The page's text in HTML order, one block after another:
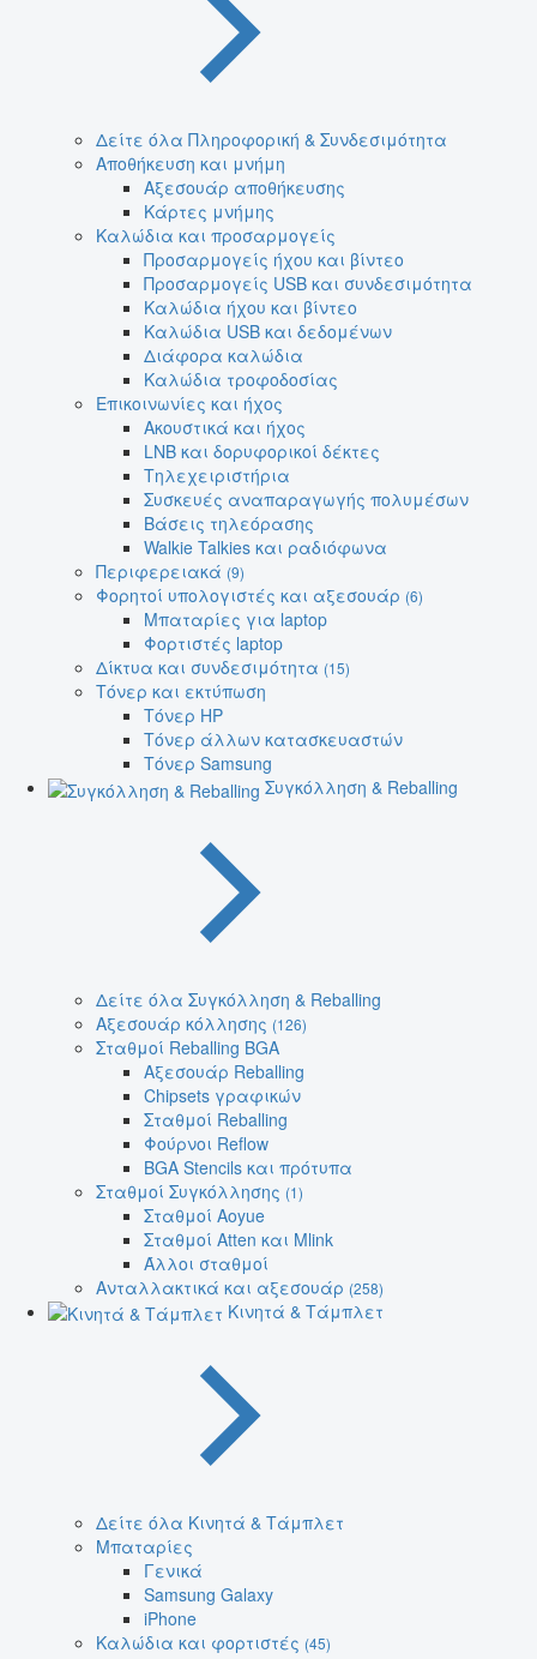
Δείτε όλα Πληροφορική & Συνδεσιμότητα
Αποθήκευση και μνήμη
Αξεσουάρ αποθήκευσης
Κάρτες μνήμης
Καλώδια και προσαρμογείς
Προσαρμογείς ήχου και βίντεο
Προσαρμογείς USB και συνδεσιμότητα
Καλώδια ήχου και βίντεο
Καλώδια USB και δεδομένων
Διάφορα καλώδια
Καλώδια τροφοδοσίας
Επικοινωνίες και ήχος
Ακουστικά και ήχος
LNB και δορυφορικοί δέκτες
Τηλεχειριστήρια
Συσκευές αναπαραγωγής πολυμέσων
Βάσεις τηλεόρασης
Walkie Talkies και ραδιόφωνα
Περιφερειακά (9)
Φορητοί υπολογιστές και αξεσουάρ (6)
Μπαταρίες για laptop
Φορτιστές laptop
Δίκτυα και συνδεσιμότητα (15)
Τόνερ και εκτύπωση
Τόνερ HP
Τόνερ άλλων κατασκευαστών
Τόνερ Samsung
Συγκόλληση & Reballing
Δείτε όλα Συγκόλληση & Reballing
Αξεσουάρ κόλλησης (126)
Σταθμοί Reballing BGA
Αξεσουάρ Reballing
Chipsets γραφικών
Σταθμοί Reballing
Φούρνοι Reflow
BGA Stencils και πρότυπα
Σταθμοί Συγκόλλησης (1)
Σταθμοί Aoyue
Σταθμοί Atten και Mlink
Άλλοι σταθμοί
Ανταλλακτικά και αξεσουάρ (258)
Κινητά & Τάμπλετ
Δείτε όλα Κινητά & Τάμπλετ
Μπαταρίες
Γενικά
Samsung Galaxy
iPhone
Καλώδια και φορτιστές (45)